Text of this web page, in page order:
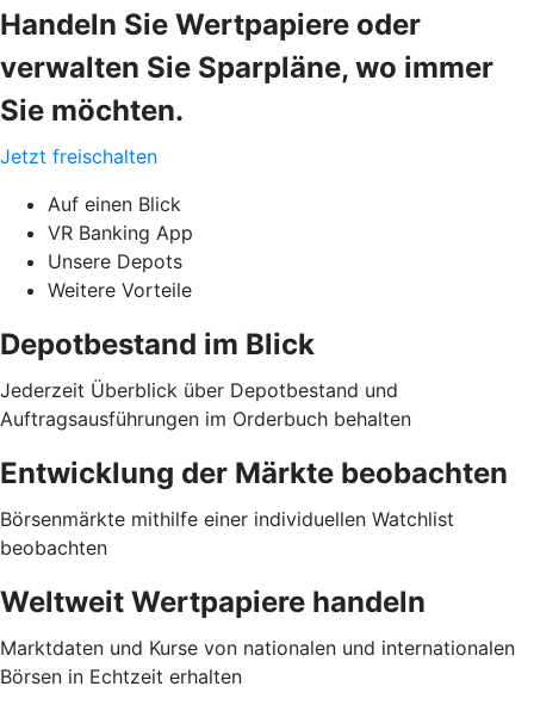
Handeln Sie Wertpapiere oder
verwalten Sie Sparpläne, wo immer
Sie möchten.
Jetzt freischalten
Auf einen Blick
VR Banking App
Unsere Depots
Weitere Vorteile
Depotbestand im Blick
Jederzeit Überblick über Depotbestand und
Auftragsausführungen im Orderbuch behalten
Entwicklung der Märkte beobachten
Börsenmärkte mithilfe einer individuellen Watchlist
beobachten
Weltweit Wertpapiere handeln
Marktdaten und Kurse von nationalen und internationalen
Börsen in Echtzeit erhalten